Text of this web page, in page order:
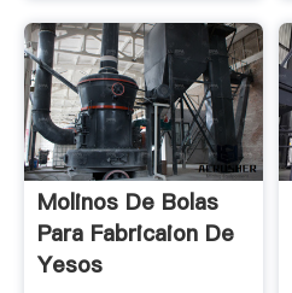
Molinos De Bolas
Para Fabricaion De
Yesos